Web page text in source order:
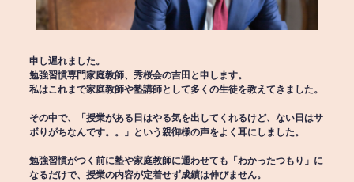
申し遅れました。
勉強習慣専門家庭教師、秀桜会の吉田と申します。
私はこれまで家庭教師や塾講師として多くの生徒を教えてきました。
その中で、「授業がある日はやる気を出してくれるけど、ない日はサ
ボりがちなんです。。」という親御様の声をよく耳にしました。
勉強習慣がつく前に塾や家庭教師に通わせても「わかったつもり」に
なるだけで、授業の内容が定着せず成績は伸びません。